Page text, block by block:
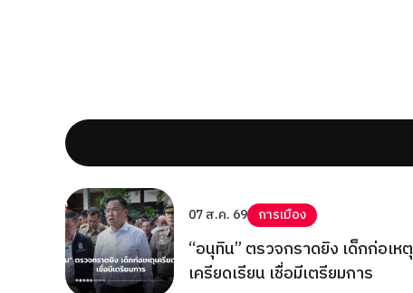
07 ส.ค. 69 การเมือง
“อนุทิน” ตรวจกราดยิง เด็กก่อเหตุ
เครียดเรียน เชื่อมีเตรียมการ